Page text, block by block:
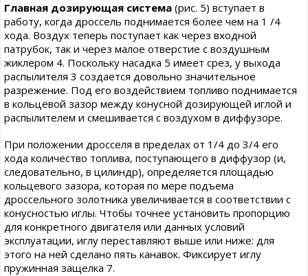
Главная дозирующая система (рис. 5) вступает в
работу, когда дроссель поднимается более чем на 1 /4
хода. Воздух теперь поступает как через входной
патрубок, так и через малое отверстие с воздушным
жиклером 4. Поскольку насадка 5 имеет срез, у выхода
распылителя 3 создается довольно значительное
разрежение. Под его воздействием топливо поднимается
в кольцевой зазор между конусной дозирующей иглой и
распылителем и смешивается с воздухом в диффузоре.
При положении дросселя в пределах от 1/4 до 3/4 его
хода количество топлива, поступающего в диффузор (и,
следовательно, в цилиндр), определяется площадью
кольцевого зазора, которая по мере подъема
дроссельного золотника увеличивается в соответствии с
конусностью иглы. Чтобы точнее установить пропорцию
для конкретного двигателя или данных условий
эксплуатации, иглу переставляют выше или ниже: для
этого на ней сделано пять канавок. Фиксирует иглу
пружинная защелка 7.